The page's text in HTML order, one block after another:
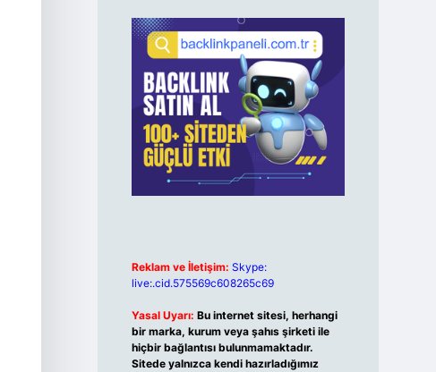
Reklam ve İletişim: Skype:
live:.cid.575569c608265c69
Yasal Uyarı: Bu internet sitesi, herhangi
bir marka, kurum veya şahıs şirketi ile
hiçbir bağlantısı bulunmamaktadır.
Sitede yalnızca kendi hazırladığımız